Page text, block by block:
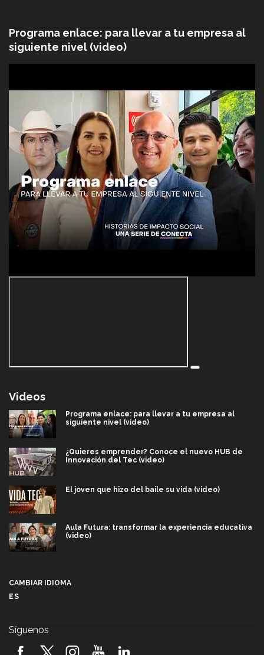
Programa enlace: para llevar a tu empresa al
siguiente nivel (video)
Videos
Programa enlace: para llevar a tu empresa al
siguiente nivel (video)
¿Quieres emprender? Conoce el nuevo HUB de
Innovación del Tec (video)
El joven que hizo del baile su vida (video)
Aula Futura: transformar la experiencia educativa
(video)
2026! (video)
CAMBIAR IDIOMA
ES
Síguenos